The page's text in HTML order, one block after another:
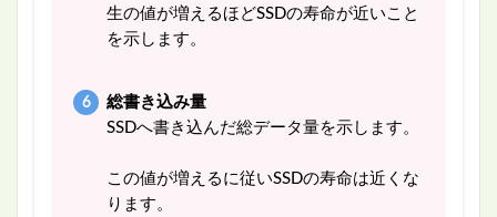
生の値が増えるほどSSDの寿命が近いこと
を示します。
総書き込み量
SSDへ書き込んだ総データ量を示します。
この値が増えるに従いSSDの寿命は近くな
ります。